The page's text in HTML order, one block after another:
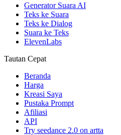
Generator Suara AI
Teks ke Suara
Teks ke Dialog
Suara ke Teks
ElevenLabs
Tautan Cepat
Beranda
Harga
Kreasi Saya
Pustaka Prompt
Afiliasi
API
Try seedance 2.0 on artta